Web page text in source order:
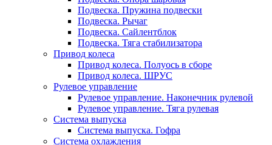
Подвеска. Пружина подвески
Подвеска. Рычаг
Подвеска. Сайлентблок
Подвеска. Тяга стабилизатора
Привод колеса
Привод колеса. Полуось в сборе
Привод колеса. ШРУС
Рулевое управление
Рулевое управление. Наконечник рулевой
Рулевое управление. Тяга рулевая
Система выпуска
Система выпуска. Гофра
Система охлаждения